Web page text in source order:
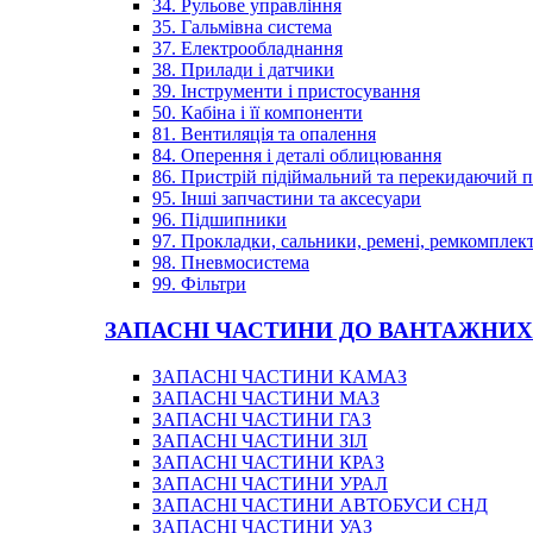
34. Рульове управління
35. Гальмівна система
37. Електрообладнання
38. Прилади і датчики
39. Інструменти і пристосування
50. Кабіна і її компоненти
81. Вентиляція та опалення
84. Оперення і деталі облицювання
86. Пристрій підіймальний та перекидаючий
95. Інші запчастини та аксесуари
96. Підшипники
97. Прокладки, сальники, ремені,
98. Пневмосистема
99. Фільтри
ЗАПАСНІ ЧАСТИНИ ДО
ЗАПАСНІ ЧАСТИНИ КАМАЗ
ЗАПАСНІ ЧАСТИНИ МАЗ
ЗАПАСНІ ЧАСТИНИ ГАЗ
ЗАПАСНІ ЧАСТИНИ ЗІЛ
ЗАПАСНІ ЧАСТИНИ КРАЗ
ЗАПАСНІ ЧАСТИНИ УРАЛ
ЗАПАСНІ ЧАСТИНИ АВТОБУСИ СНД
ЗАПАСНІ ЧАСТИНИ УАЗ